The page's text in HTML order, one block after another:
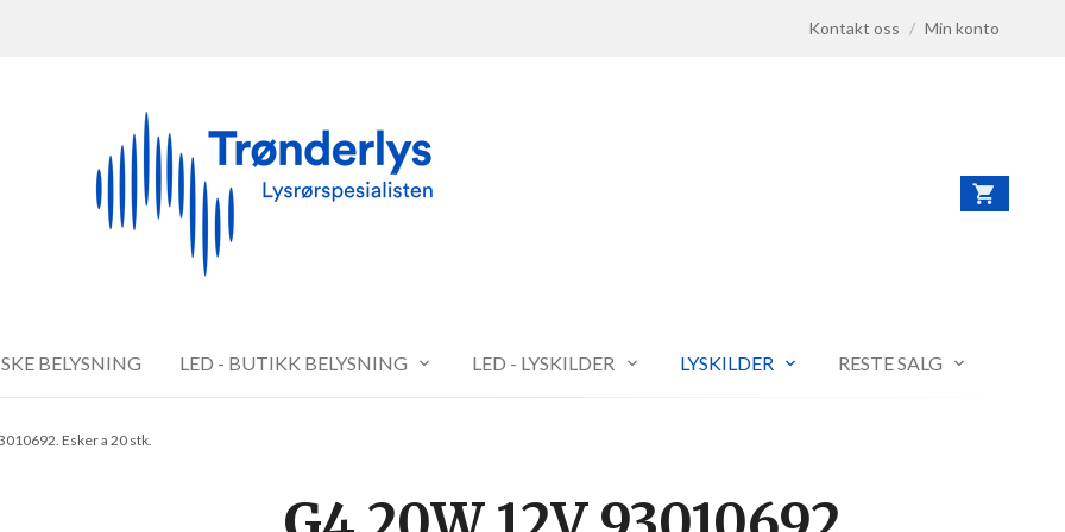
Kontakt oss / Min konto
BELYSNING LED - BUTIKK BELYSNING LED - LYSKILDER LYSKILDER RESTE SALG
Esker a 20 stk.